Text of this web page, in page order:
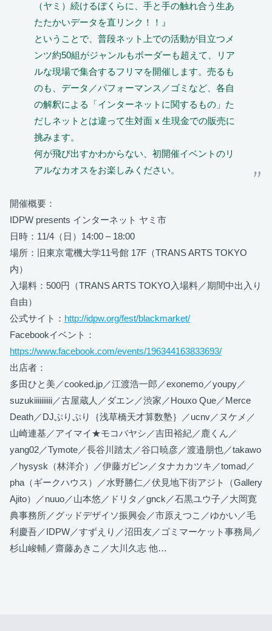
（ヤミ）続けるぼくらに、手と手の触れ合う生あ
たたかいデータを直リンク！！』
ということで、普段ネット上での活動が目立つメ
ンツ約50組がジャンルもボーダーも超えて、リア
ルな現場で集合するフリマを開催します。売るも
のも、データ／パフォーマンス／ゴミなど、各自
の解釈による「インターネットに関するもの」た
だしネットとは違って生対面 x 生現金での販売に
挑みます。
何が飛び出すかわからない、初開催イベントのリ
アルなカオスをお楽しみください。
開催概要：
IDPW presents インターネット ヤミ市
日時：11/4（日）14:00 – 18:00
場所：旧東京電機大学11号館 17F（TRANS ARTS TOKYO
内）
入場料：500円（TRANS ARTS TOKYO入場料／期間中出入り
自由）
公式サイト： http://idpw.org/fest/blackmarket/
Facebookイベント：
https://www.facebook.com/events/196344163833693/
出店者：
多田ひと美／cooked.jp／江渡浩一郎／exonemo／youpy／
suzukiiiiiiiiii／古屋蔵人／ダエン／渋家／Houxo Que／Merce
Death／DJぷりぷり｛浅草橋天才算数塾｝／ucnv／ヌケメ／
山崎連基／アイマイ★モコバヤシ／吉田裕紀／鹿くん／
yang02／Tymote／長谷川踏太／谷口暁彦／渡邉朋也／takawo
／hysysk（林洋介）／伊藤ガビン／タナカカツキ／tomad／
pha（ギークハウス）／水野勝仁／伏見地下街アジト（Gallery
Ajito）／nuuo／山本悠／ドリタ／gnck／石黒ユウ子／大岡寛
典事務所／グッドデザイソ振興会／市原えつこ／ゆかい／毛
利慶吾／IDPW／すずえり／沼田友／ゴミマーケット事務局／
杉山峻輔／齋藤あきこ／大川久志 他…